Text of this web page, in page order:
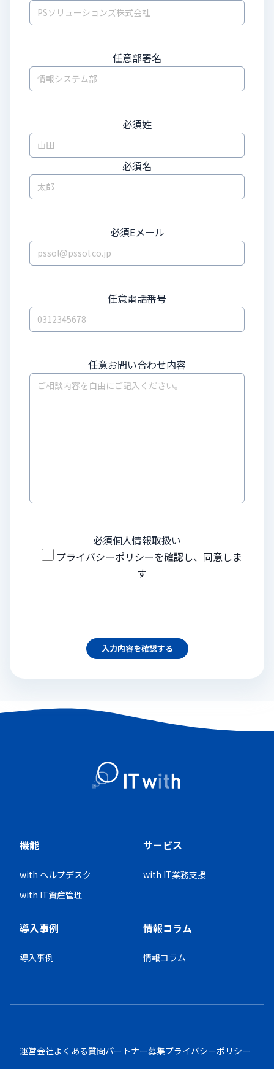
任意部署名
必須姓
必須名
必須Eメール
任意電話番号
任意お問い合わせ内容
必須個人情報取扱い
プライバシーポリシーを確認し、同意しま
す
入力内容を確認する
機能
with ヘルプデスク
with IT資産管理
サービス
with IT業務支援
導入事例
導入事例
情報コラム
情報コラム
運営会社よくある質問パートナー募集プライバシーポリシー